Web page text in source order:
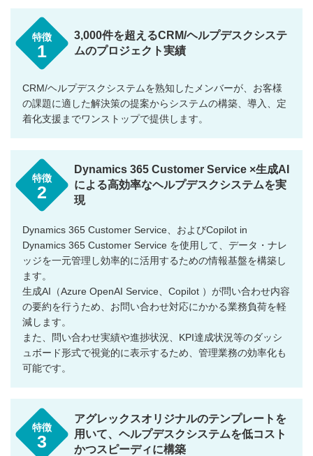
特徴
1
3,000件を超えるCRM/ヘルプデスクシステ
ムのプロジェクト実績
CRM/ヘルプデスクシステムを熟知したメンバーが、お客様
の課題に適した解決策の提案からシステムの構築、導入、定
着化支援までワンストップで提供します。
特徴
2
Dynamics 365 Customer Service ×生成AI
による高効率なヘルプデスクシステムを実
現
Dynamics 365 Customer Service、およびCopilot in
Dynamics 365 Customer Service を使用して、データ・ナレ
ッジを一元管理し効率的に活用するための情報基盤を構築し
ます。
生成AI（Azure OpenAI Service、Copilot ）が問い合わせ内容
の要約を行うため、お問い合わせ対応にかかる業務負荷を軽
減します。
また、問い合わせ実績や進捗状況、KPI達成状況等のダッシ
ュボード形式で視覚的に表示するため、管理業務の効率化も
可能です。
特徴
3
アグレックスオリジナルのテンプレートを
用いて、ヘルプデスクシステムを低コスト
かつスピーディに構築